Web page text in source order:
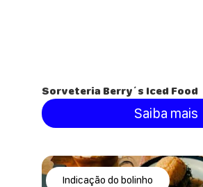
Sorveteria Berry´s Iced Food
Saiba mais
Indicação do bolinho